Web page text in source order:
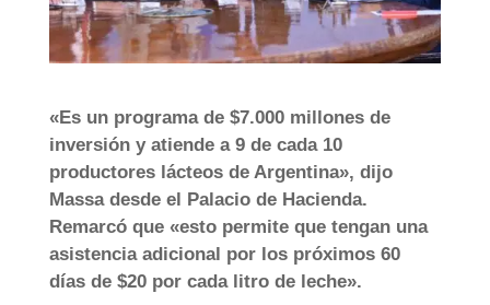
«Es un programa de $7.000 millones de
inversión y atiende a 9 de cada 10
productores lácteos de Argentina», dijo
Massa desde el Palacio de Hacienda.
Remarcó que «esto permite que tengan una
asistencia adicional por los próximos 60
días de $20 por cada litro de leche».